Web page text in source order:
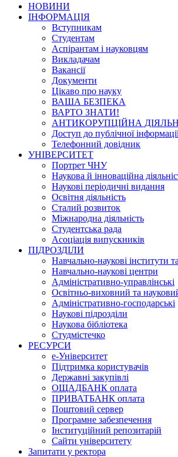
НОВИНИ
ІНФОРМАЦІЯ
Вступникам
Студентам
Аспірантам і науковцям
Викладачам
Вакансії
Документи
Цікаво про науку
ВАША БЕЗПЕКА
ВАРТО ЗНАТИ!
АНТИКОРУПЦІЙНА
Доступ до публічної
Телефонний довідник
УНІВЕРСИТЕТ
Портрет ЧНУ
Наукова й інноваційна
Наукові періодичні видання
Освітня діяльність
Сталий розвиток
Міжнародна діяльність
Студентська рада
Асоціація випускників
ПІДРОЗДІЛИ
Навчально-наукові інститути
Навчально-наукові центри
Адміністративно-управлінські
Освітньо-виховний та
Адміністративно-господарські
Наукові підрозділи
Наукова бібліотека
Студмістечко
РЕСУРСИ
е-Університет
Підтримка користувачів
Державні закупівлі
ОЩАДБАНК оплата
ПРИВАТБАНК оплата
Поштовий сервер
Програмне забезпечення
Інституційний репозитарій
Сайти університету
Запитати у ректора